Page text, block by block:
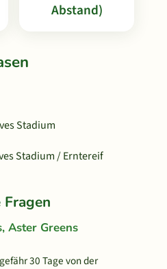
Abstand)
Stadium
Stadium / Erntereif
Aster Greens
30 Tage von der